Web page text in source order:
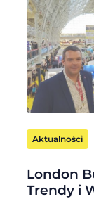
Aktualności
London
Trendy i